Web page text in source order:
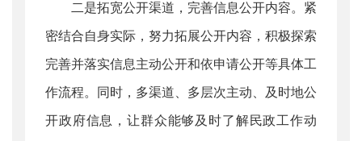
二是拓宽公开渠道，完善信息公开内容。紧
密结合自身实际，努力拓展公开内容，积极探索
完善并落实信息主动公开和依申请公开等具体工
作流程。同时，多渠道、多层次主动、及时地公
开政府信息，让群众能够及时了解民政工作动